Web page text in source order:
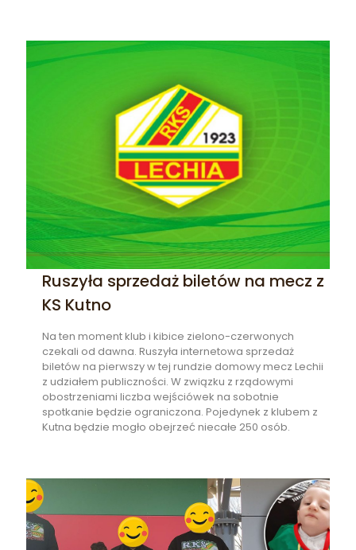
Ruszyła sprzedaż biletów na mecz z
KS Kutno
Na ten moment klub i kibice zielono-czerwonych
czekali od dawna. Ruszyła internetowa sprzedaż
biletów na pierwszy w tej rundzie domowy mecz Lechii
z udziałem publiczności. W związku z rządowymi
obostrzeniami liczba wejściówek na sobotnie
spotkanie będzie ograniczona. Pojedynek z klubem z
Kutna będzie mogło obejrzeć niecałe 250 osób.